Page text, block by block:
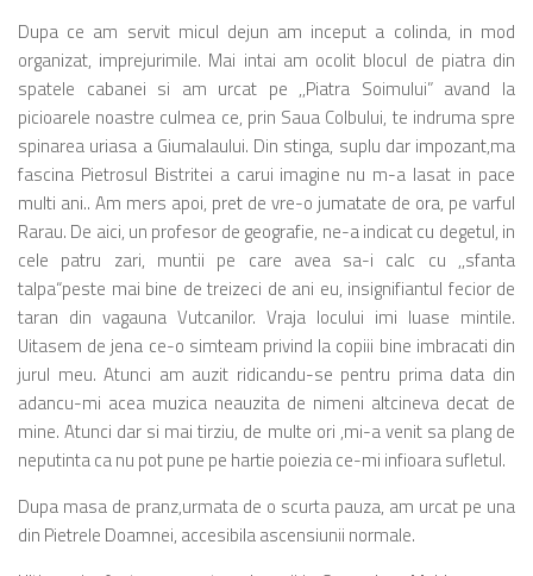
Dupa ce am servit micul dejun am inceput a colinda, in mod
organizat, imprejurimile. Mai intai am ocolit blocul de piatra din
spatele cabanei si am urcat pe ,,Piatra Soimului” avand la
picioarele noastre culmea ce, prin Saua Colbului, te indruma spre
spinarea uriasa a Giumalaului. Din stinga, suplu dar impozant,ma
fascina Pietrosul Bistritei a carui imagine nu m-a lasat in pace
multi ani.. Am mers apoi, pret de vre-o jumatate de ora, pe varful
Rarau. De aici, un profesor de geografie, ne-a indicat cu degetul, in
cele patru zari, muntii pe care avea sa-i calc cu ,,sfanta
talpa“peste mai bine de treizeci de ani eu, insignifiantul fecior de
taran din vagauna Vutcanilor. Vraja locului imi luase mintile.
Uitasem de jena ce-o simteam privind la copiii bine imbracati din
jurul meu. Atunci am auzit ridicandu-se pentru prima data din
adancu-mi acea muzica neauzita de nimeni altcineva decat de
mine. Atunci dar si mai tirziu, de multe ori ,mi-a venit sa plang de
neputinta ca nu pot pune pe hartie poiezia ce-mi infioara sufletul.
Dupa masa de pranz,urmata de o scurta pauza, am urcat pe una
din Pietrele Doamnei, accesibila ascensiunii normale.